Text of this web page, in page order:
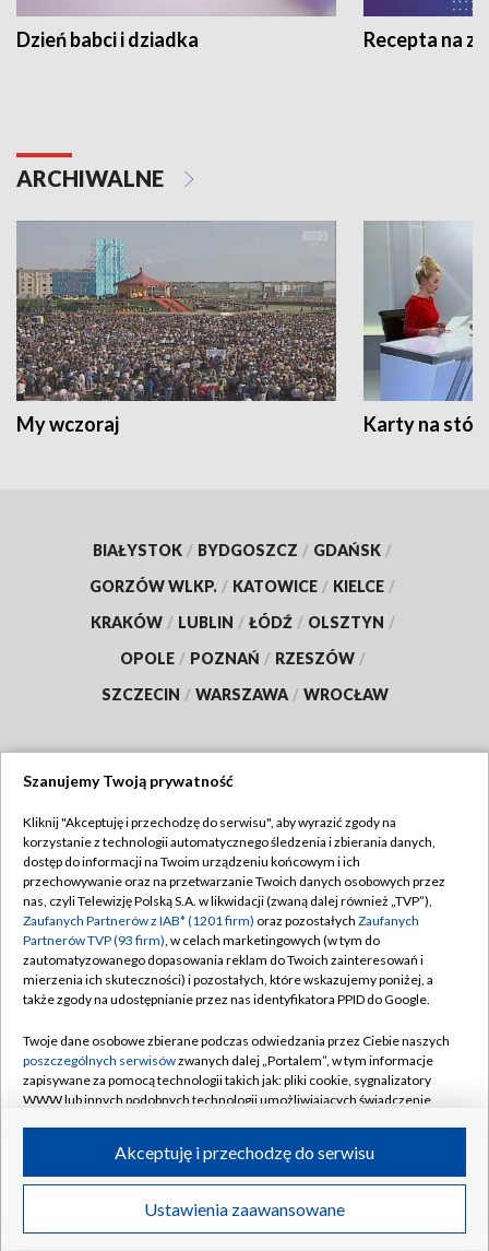
Dzień babci i dziadka Recepta na
ARCHIWALNE
My wczoraj Karty na
BIAŁYSTOK / BYDGOSZCZ / GDAŃSK /
GORZÓW WLKP. / KATOWICE / KIELCE /
KRAKÓW / LUBLIN / ŁÓDŹ / OLSZTYN /
OPOLE / POZNAŃ / RZESZÓW /
SZCZECIN / WARSZAWA / WROCŁAW
TVP
Abonament TVP
Emisja w TVP
Centrum informacji TVP
Naziemna Telewizja Cyfrowa
Rada Programowa
System NOS
Informacje o nadawcy
Program dla prasy
Ogłoszenie przetargowe
Regulamin TVP
Polityka prywatności
Moje zgody
Pomoc
Kontakt
Kanały
©2026 Telewizja Polska S.A. w likwidacji
Szanujemy Twoją prywatność
Kliknij "Akceptuję i przechodzę do serwisu", aby wyrazić zgody na
korzystanie z technologii automatycznego śledzenia i zbierania danych,
dostęp do informacji na Twoim urządzeniu końcowym i ich
przechowywanie oraz na przetwarzanie Twoich danych osobowych przez
nas, czyli Telewizję Polską S.A. w likwidacji (zwaną dalej również „TVP”),
Zaufanych Partnerów z IAB* (1201 firm) oraz pozostałych Zaufanych
Partnerów TVP (93 firm), w celach marketingowych (w tym do
zautomatyzowanego dopasowania reklam do Twoich zainteresowań i
mierzenia ich skuteczności) i pozostałych, które wskazujemy poniżej, a
także zgody na udostępnianie przez nas identyfikatora PPID do Google.
Twoje dane osobowe zbierane podczas odwiedzania przez Ciebie naszych
poszczególnych serwisówzwanych dalej „Portalem”, w tym informacje
zapisywane za pomocą technologii takich jak: pliki cookie, sygnalizatory
WWW lub innych podobnych technologii umożliwiających świadczenie
ruchu w Internecie.
Twoje dane osobowe zbierane podczas odwiedzania przez Ciebie
poszczególnych serwisówna Portalu, takie jak adresy IP, identyfikatory
Ustawienia zaawansowane
Akceptuję i przechodzę do serwisu